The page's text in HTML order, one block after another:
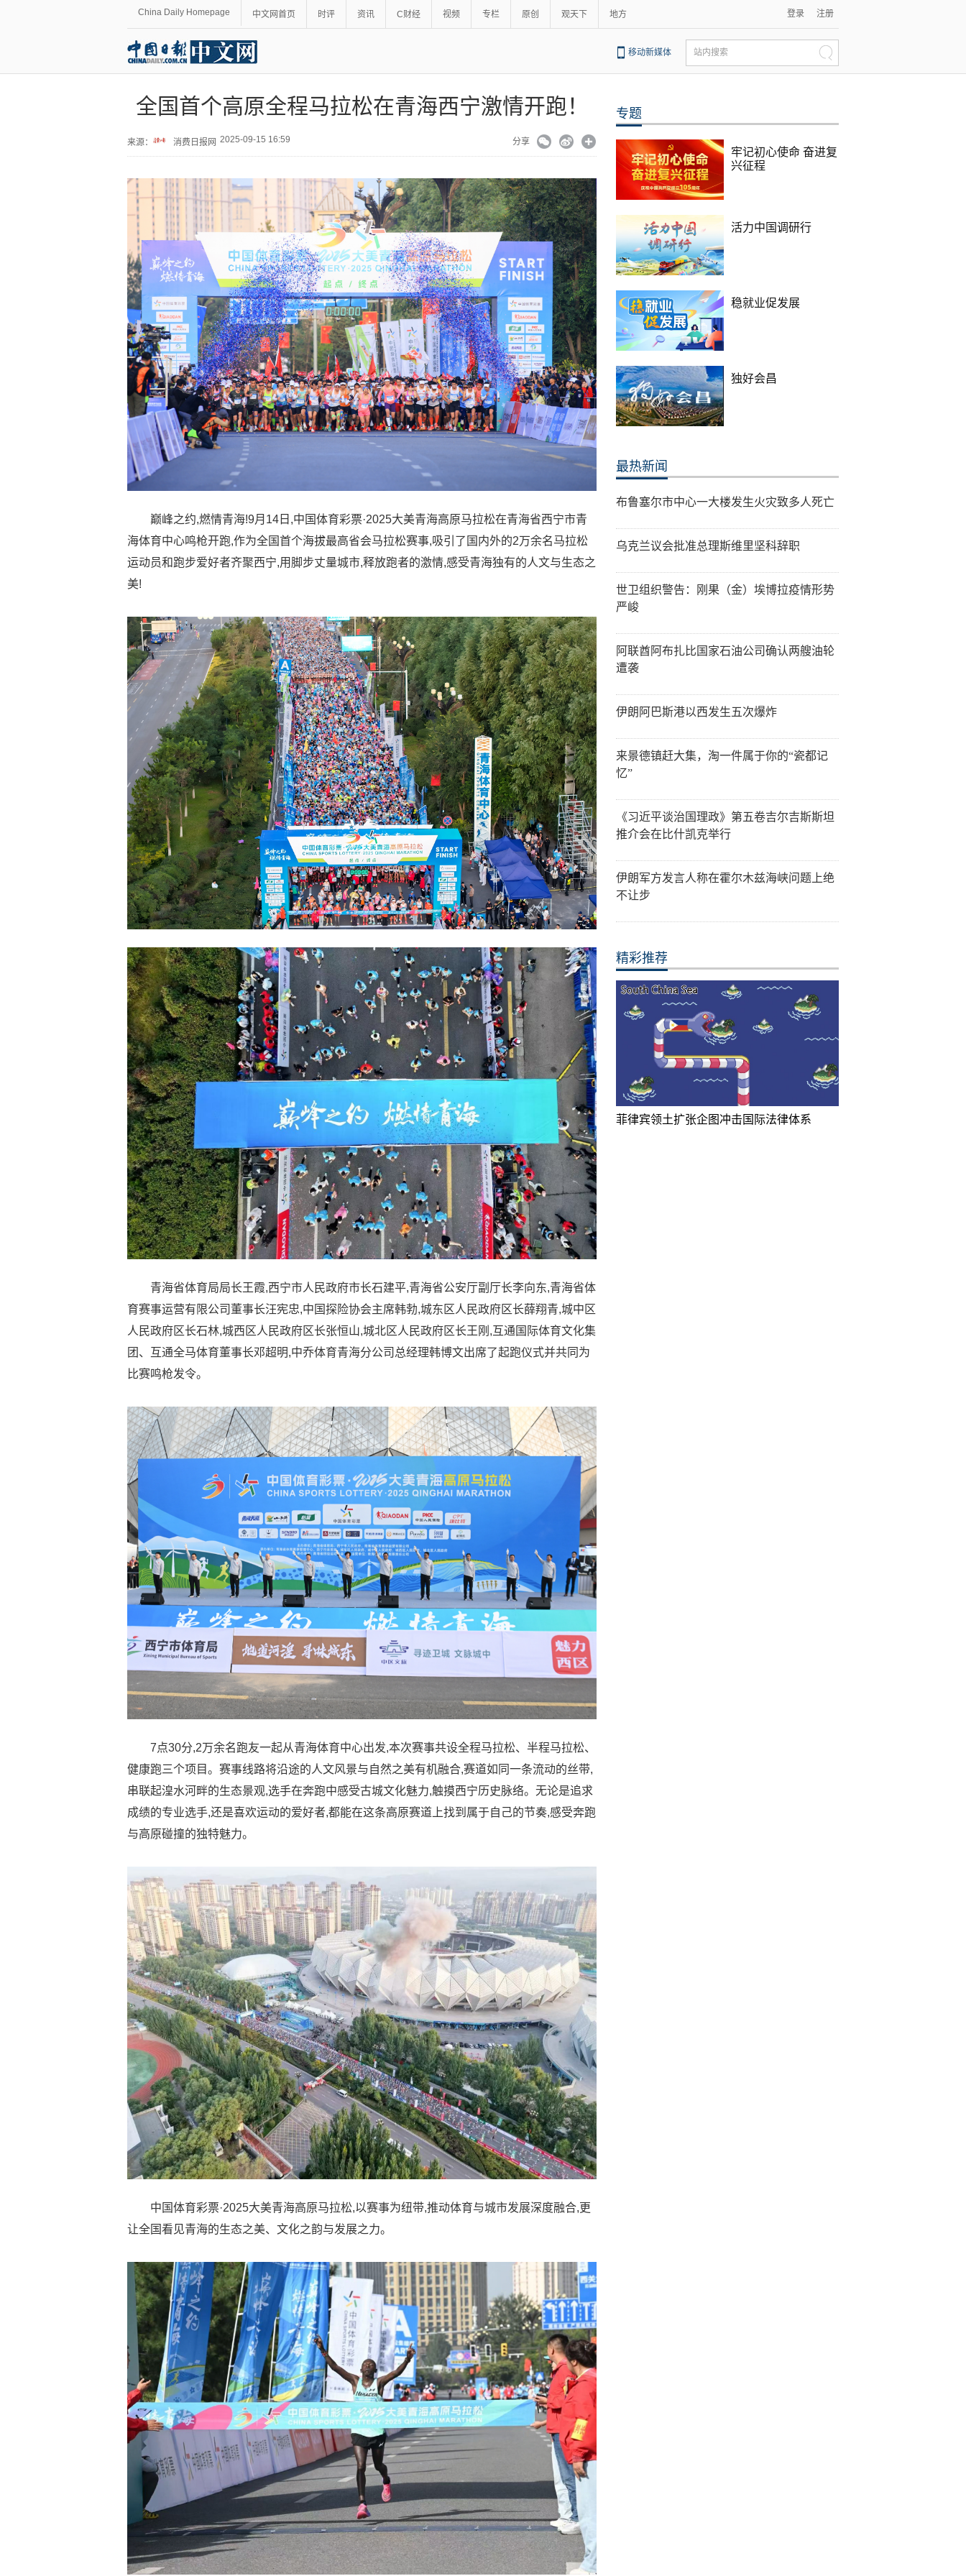
China Daily Homepage 中文网首页 时评 资讯 C财经 视频 专栏 原创 观天下 地方 登录 注册
移动新媒体 站内搜索
全国首个高原全程马拉松在青海西宁激情开跑！
来源： 消费日报网 2025-09-15 16:59 分享
巅峰之约,燃情青海!9月14日,中国体育彩票·2025大美青海高原马拉松在青海省西宁市青
海体育中心鸣枪开跑,作为全国首个海拔最高省会马拉松赛事,吸引了国内外的2万余名马拉松
运动员和跑步爱好者齐聚西宁,用脚步丈量城市,释放跑者的激情,感受青海独有的人文与生态之
美!
青海省体育局局长王霞,西宁市人民政府市长石建平,青海省公安厅副厅长李向东,青海省体
育赛事运营有限公司董事长汪宪忠,中国探险协会主席韩勃,城东区人民政府区长薛翔青,城中区
人民政府区长石林,城西区人民政府区长张恒山,城北区人民政府区长王刚,互通国际体育文化集
团、互通全马体育董事长邓超明,中乔体育青海分公司总经理韩博文出席了起跑仪式并共同为
比赛鸣枪发令。
7点30分,2万余名跑友一起从青海体育中心出发,本次赛事共设全程马拉松、半程马拉松、
健康跑三个项目。赛事线路将沿途的人文风景与自然之美有机融合,赛道如同一条流动的丝带,
串联起湟水河畔的生态景观,选手在奔跑中感受古城文化魅力,触摸西宁历史脉络。无论是追求
成绩的专业选手,还是喜欢运动的爱好者,都能在这条高原赛道上找到属于自己的节奏,感受奔跑
与高原碰撞的独特魅力。
中国体育彩票·2025大美青海高原马拉松,以赛事为纽带,推动体育与城市发展深度融合,更
让全国看见青海的生态之美、文化之韵与发展之力。
专题
牢记初心使命 奋进复
兴征程
活力中国调研行
稳就业促发展
独好会昌
最热新闻
布鲁塞尔市中心一大楼发生火灾致多人死亡
乌克兰议会批准总理斯维里坚科辞职
世卫组织警告：刚果（金）埃博拉疫情形势
严峻
阿联酋阿布扎比国家石油公司确认两艘油轮
遭袭
伊朗阿巴斯港以西发生五次爆炸
来景德镇赶大集，淘一件属于你的“瓷都记
忆”
《习近平谈治国理政》第五卷吉尔吉斯斯坦
推介会在比什凯克举行
伊朗军方发言人称在霍尔木兹海峡问题上绝
不让步
精彩推荐
菲律宾领土扩张企图冲击国际法律体系